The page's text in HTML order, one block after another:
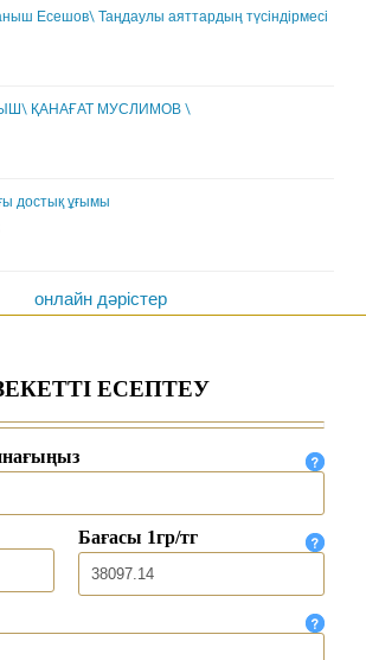
Есешов\ Таңдаулы аяттардың түсіндірмесі
ҚАНАҒАТ МУСЛИМОВ \
достық ұғымы
онлайн дәрістер